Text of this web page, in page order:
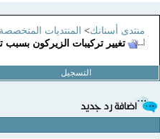
منتدى أسنانك> المنتديات
تغيير تركيبات الزيركون بسبب
التسجيل